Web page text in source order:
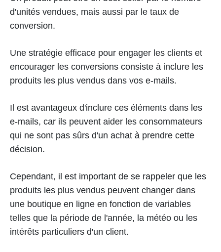
d'unités vendues, mais aussi par le taux de
conversion.
Une stratégie efficace pour engager les clients et
encourager les conversions consiste à inclure les
produits les plus vendus dans vos e-mails.
Il est avantageux d'inclure ces éléments dans les
e-mails, car ils peuvent aider les consommateurs
qui ne sont pas sûrs d'un achat à prendre cette
décision.
Cependant, il est important de se rappeler que les
produits les plus vendus peuvent changer dans
une boutique en ligne en fonction de variables
telles que la période de l'année, la météo ou les
intérêts particuliers d'un client.